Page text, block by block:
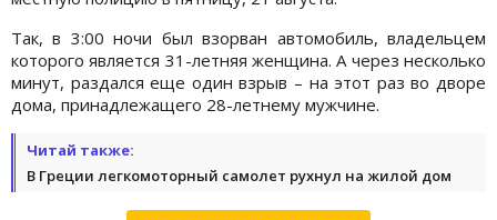
Так, в 3:00 ночи был взорван автомобиль, владельцем
которого является 31-летняя женщина. А через несколько
минут, раздался еще один взрыв – на этот раз во дворе
дома, принадлежащего 28-летнему мужчине.
Читай также:
В Греции легкомоторный самолет рухнул на жилой дом